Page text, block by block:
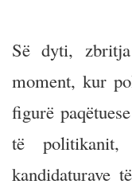
Së dyti,
moment, kur
figurë
të
kandidaturave